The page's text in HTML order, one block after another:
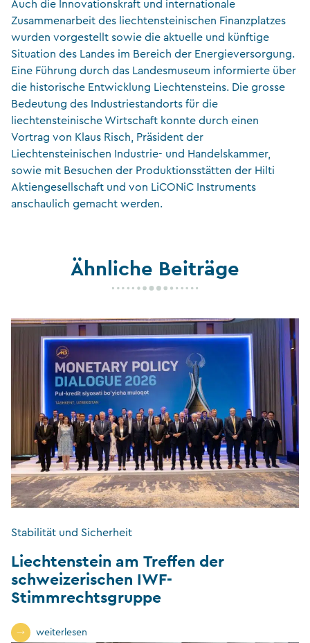
Auch die Innovationskraft und internationale
Zusammenarbeit des liechtensteinischen Finanzplatzes
wurden vorgestellt sowie die aktuelle und künftige
Situation des Landes im Bereich der Energieversorgung.
Eine Führung durch das Landesmuseum informierte über
die historische Entwicklung Liechtensteins. Die grosse
Bedeutung des Industriestandorts für die
liechtensteinische Wirtschaft konnte durch einen
Vortrag von Klaus Risch, Präsident der
Liechtensteinischen Industrie- und Handelskammer,
sowie mit Besuchen der Produktionsstätten der Hilti
Aktiengesellschaft und von LiCONiC Instruments
anschaulich gemacht werden.
Ähnliche Beiträge
Stabilität und Sicherheit
Liechtenstein am Treffen der
schweizerischen IWF-
Stimmrechtsgruppe
weiterlesen